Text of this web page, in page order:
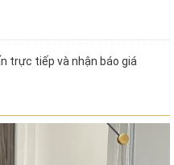
trực tiếp và nhận báo giá